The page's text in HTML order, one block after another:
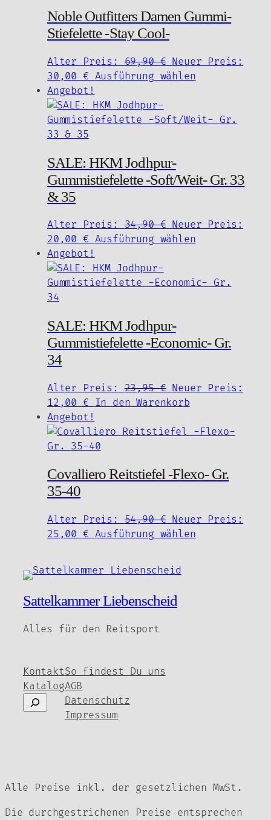
Noble Outfitters Damen Gummi-
Stiefelette -Stay Cool-
Alter Preis: 69,90€ Ursprünglicher
Preis
Neuer Preis:
30,00 €Aktueller
Preis
ist:
30,00 €.
Ausführung wählenDieses
mehrere
Optionen
der
Produktseite
Angebot!
SALE: HKM Jodhpur-
Gummistiefelette -Soft/Weit- Gr. 33
& 35
Alter Preis: 34,90€ Ursprünglicher
Preis
Neuer Preis:
20,00 €Aktueller
Preis
ist:
20,00 €.
Ausführung wählenDieses
mehrere
Optionen
der
werden
Angebot!
SALE: HKM Jodhpur-
Gummistiefelette -Economic- Gr.
34
Alter Preis: 23,95€ Ursprünglicher
Preis
23,95 €
Neuer Preis:
12,00 €Aktueller
Preis
ist:
12,00 €.
In den Warenkorb
Angebot!
Covalliero Reitstiefel -Flexo- Gr.
35-40
Alter Preis: 54,90€ Ursprünglicher
Preis
Neuer Preis:
25,00 €Aktueller
25,00 €.
Ausführung wählenDieses
Sattelkammer Liebenscheid
Alles für den Reitsport
Kontakt
Katalog
Suchen
So findest Du uns
AGB
Datenschutz
Impressum
Alle Preise inkl. der gesetzlichen MwSt.
Die durchgestrichenen Preise entsprechen